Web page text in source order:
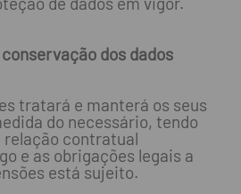
dos dados
tratará e manterá os seus
do necessário, tendo
relação contratual
e as obrigações legais a
está sujeito.